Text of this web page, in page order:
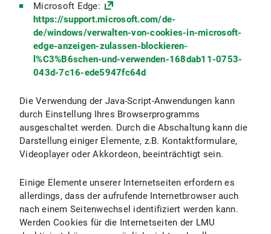
Microsoft Edge:
https://support.microsoft.com/de-
de/windows/verwalten-von-cookies-in-microsoft-
edge-anzeigen-zulassen-blockieren-
l%C3%B6schen-und-verwenden-168dab11-0753-
043d-7c16-ede5947fc64d
Die Verwendung der Java-Script-Anwendungen kann
durch Einstellung Ihres Browserprogramms
ausgeschaltet werden. Durch die Abschaltung kann die
Darstellung einiger Elemente, z.B. Kontaktformulare,
Videoplayer oder Akkordeon, beeinträchtigt sein.
Einige Elemente unserer Internetseiten erfordern es
allerdings, dass der aufrufende Internetbrowser auch
nach einem Seitenwechsel identifiziert werden kann.
Werden Cookies für die Internetseiten der LMU